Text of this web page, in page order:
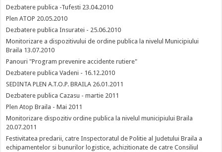
Dezbatere publica -Tufesti 23.04.2010
Plen ATOP 20.05.2010
Dezbatere publica Insuratei - 25.06.2010
Monitorizare a dispozitivului de ordine publica la nivelul Municipiului
Braila 13.07.2010
Panouri "Program prevenire accidente rutiere"
Dezbatere publica Vadeni - 16.12.2010
SEDINTA PLEN A.T.O.P. BRAILA 26.01.2011
Dezbatere publica Cazasu - martie 2011
Plen Atop Braila - Mai 2011
Monitorizare dispozitiv ordine publica la nivelul municipiului Braila
20.07.2011
Festivitatea predarii, catre Inspectoratul de Politie al Judetului Braila a
echipamentelor si bunurilor logistice, achizitionate de catre Consiliul